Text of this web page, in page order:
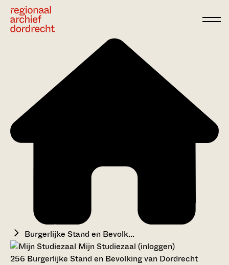
Burgerlijke Stand en Bevolk...
Mijn Studiezaal (inloggen)
256 Burgerlijke Stand en Bevolking van Dordrecht